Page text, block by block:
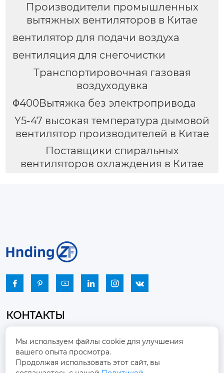
Производители промышленных
вытяжных вентиляторов в Китае
вентилятор для подачи воздуха
вентиляция для снегочистки
Транспортировочная газовая
воздуходувка
Φ400Вытяжка без электропривода
Y5-47 высокая температура дымовой
вентилятор производителей в Китае
Поставщики спиральных
вентиляторов охлаждения в Китае
     
КОНТАКТЫ

Промышленный парк, город Наньцзяо,
район Чжоуцунь, город Цзыбо, провинция
Шаньдун
Мы используем файлы cookie для улучшения
вашего опыта просмотра.
Продолжая использовать этот сайт, вы